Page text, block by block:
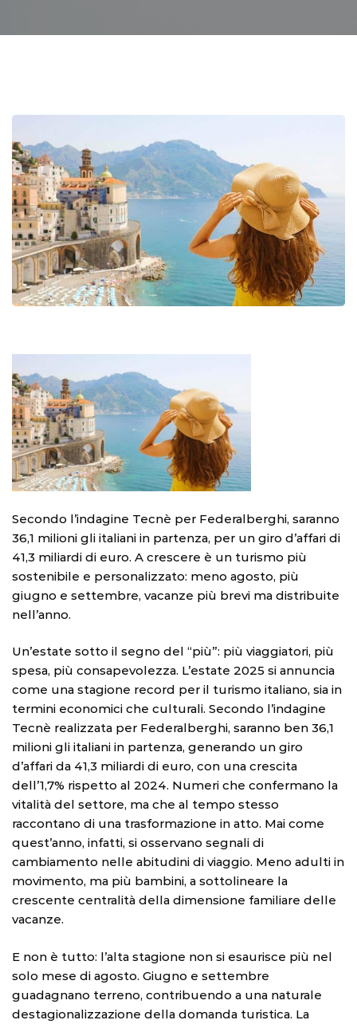
Secondo l’indagine Tecnè per Federalberghi, saranno
36,1 milioni gli italiani in partenza, per un giro d’affari di
41,3 miliardi di euro. A crescere è un turismo più
sostenibile e personalizzato: meno agosto, più
giugno e settembre, vacanze più brevi ma distribuite
nell’anno.
Un’estate sotto il segno del “più”: più viaggiatori, più
spesa, più consapevolezza. L’estate 2025 si annuncia
come una stagione record per il turismo italiano, sia in
termini economici che culturali. Secondo l’indagine
Tecnè realizzata per Federalberghi, saranno ben 36,1
milioni gli italiani in partenza, generando un giro
d’affari da 41,3 miliardi di euro, con una crescita
dell’1,7% rispetto al 2024. Numeri che confermano la
vitalità del settore, ma che al tempo stesso
raccontano di una trasformazione in atto. Mai come
quest’anno, infatti, si osservano segnali di
cambiamento nelle abitudini di viaggio. Meno adulti in
movimento, ma più bambini, a sottolineare la
crescente centralità della dimensione familiare delle
vacanze.
E non è tutto: l’alta stagione non si esaurisce più nel
solo mese di agosto. Giugno e settembre
guadagnano terreno, contribuendo a una naturale
destagionalizzazione della domanda turistica. La